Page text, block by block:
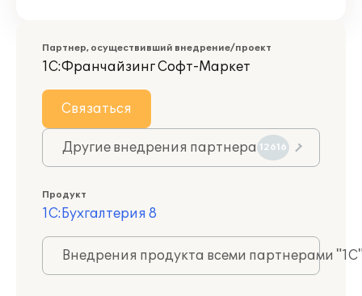
Партнер, осуществивший внедрение/проект
1С:Франчайзинг Софт-Маркет
Связаться
Другие внедрения партнера 12616
Продукт
1С:Бухгалтерия 8
Внедрения продукта всеми партнерами